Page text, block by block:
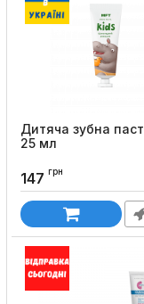
Дитяча зубна
25 мл
147 грн